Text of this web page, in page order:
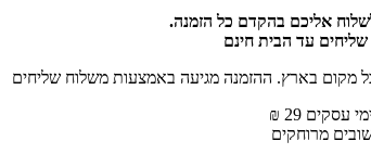
אליכם בהקדם כל הזמנה.
מקום בארץ. ההזמנה מגיעה באמצעות משלוח שליחים
מרוחקים